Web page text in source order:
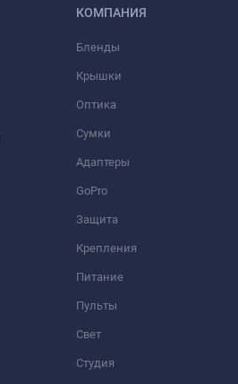
КОМПАНИЯ
Бленды
Крышки
Оптика
Сумки
Адаптеры
GoPro
Защита
Крепления
Питание
Пульты
Свет
Студия